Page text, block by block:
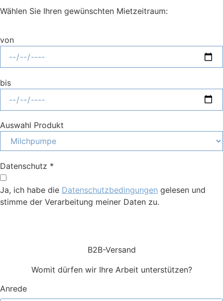
Wählen Sie Ihren gewünschten Mietzeitraum:
von
bis
Auswahl Produkt
Datenschutz *
Ja, ich habe die Datenschutzbedingungen gelesen und
stimme der Verarbeitung meiner Daten zu.
B2B-Versand
Womit dürfen wir Ihre Arbeit unterstützen?
Anrede